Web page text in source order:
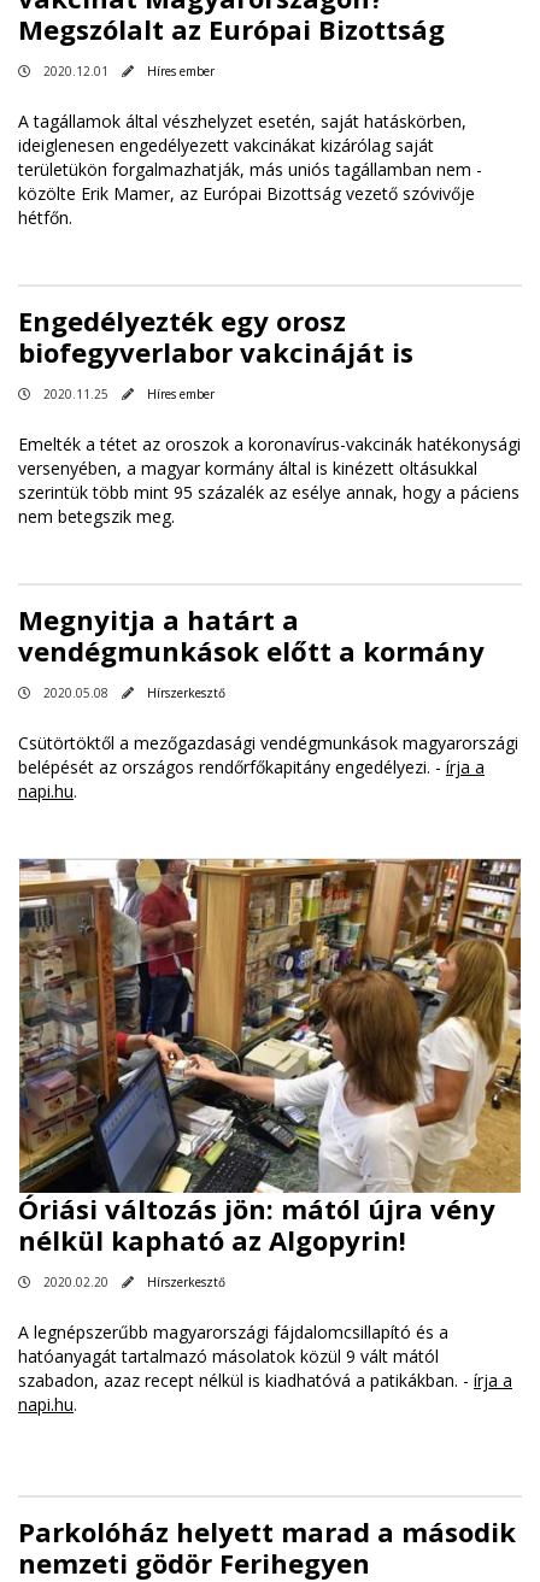
Megszólalt az Európai Bizottság
2020.12.01 Híres ember
A tagállamok által vészhelyzet esetén, saját hatáskörben,
ideiglenesen engedélyezett vakcinákat kizárólag saját
területükön forgalmazhatják, más uniós tagállamban nem -
közölte Erik Mamer, az Európai Bizottság vezető szóvivője
hétfőn.
Engedélyezték egy orosz
biofegyverlabor vakcináját is
2020.11.25 Híres ember
Emelték a tétet az oroszok a koronavírus-vakcinák hatékonysági
versenyében, a magyar kormány által is kinézett oltásukkal
szerintük több mint 95 százalék az esélye annak, hogy a páciens
nem betegszik meg.
Megnyitja a határt a
vendégmunkások előtt a kormány
2020.05.08 Hírszerkesztő
Csütörtöktől a mezőgazdasági vendégmunkások magyarországi
belépését az országos rendőrfőkapitány engedélyezi. - írja a
napi.hu.
Óriási változás jön: mától újra vény
nélkül kapható az Algopyrin!
2020.02.20 Hírszerkesztő
A legnépszerűbb magyarországi fájdalomcsillapító és a
hatóanyagát tartalmazó másolatok közül 9 vált mától
szabadon, azaz recept nélkül is kiadhatóvá a patikákban. - írja a
napi.hu.
Parkolóház helyett marad a második
nemzeti gödör Ferihegyen